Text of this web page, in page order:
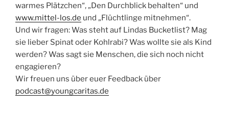
warmes Plätzchen“, „Den Durchblick behalten“ und
www.mittel-los.de und „Flüchtlinge mitnehmen“.
Und wir fragen: Was steht auf Lindas Bucketlist? Mag
sie lieber Spinat oder Kohlrabi? Was wollte sie als Kind
werden? Was sagt sie Menschen, die sich noch nicht
engagieren?
Wir freuen uns über euer Feedback über
podcast@youngcaritas.de